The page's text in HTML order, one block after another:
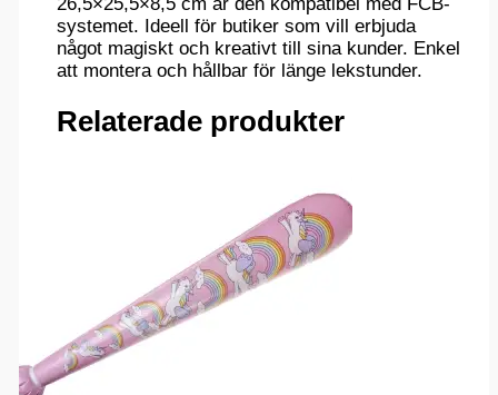
systemet. Ideell för butiker som vill erbjuda
något magiskt och kreativt till sina kunder. Enkel
att montera och hållbar för länge lekstunder.
Relaterade produkter